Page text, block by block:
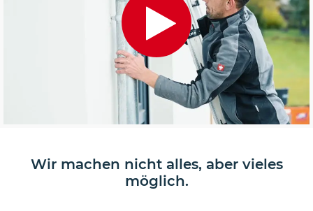
Wir machen nicht alles, aber vieles
möglich.